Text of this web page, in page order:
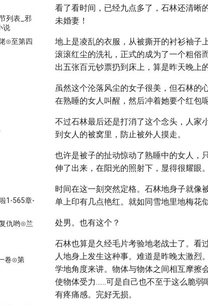
列表_邪
说
⊙至第四
1-565章-
仇哟⊙兰
卷⊙第
看了看时间，已经九点多了，石林还清晰
未婚妻！
地上是凌乱的衣服，从被撕开的衬衫袖子
滚滚红尘的洗礼，正式的成为了一个粗俗
出五张百元钞票扔到床上，算是昨天晚上
虽然这个沦落风尘的女子很美，但石林的
在熟睡的女人叫醒，然后冲着她要个红包
不过石林最后还是打消了这个念头，人家
到女人的被窝里，防止被外人摸走。
也许是被子的扯动惊动了熟睡中的女人，
伸了出来，在阳光的照射下，显得很耀眼
时间在这一刻突然定格。石林地身子就像
单上印有几点艳红。就如同雪地里地梅花
处男。也有这个？
石林也算是久经毛片考验地老战士了。看
人地身上发生这种事。难道是昨晚太激烈
学地角度来讲。物体与物体之间相互摩擦
使物体受力……可是自己也不至于这么脆
有疼痛感。完好无损。